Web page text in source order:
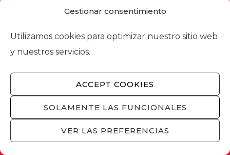
Gestionar consentimiento
Utilizamos cookies para optimizar nuestro sitio web
y nuestros servicios.
ACCEPT COOKIES
SOLAMENTE LAS FUNCIONALES
VER LAS PREFERENCIAS
Tel. 93 484 12 00
foment@foment.com
© 2026 - Foment del Treball Nacional
Actualidad /Servicios/ Aviso legal/Política